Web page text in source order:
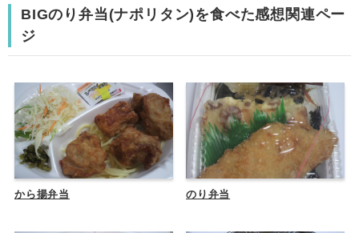
BIGのり弁当(ナポリタン)を食べた感想関連ペー
ジ
から揚弁当 のり弁当